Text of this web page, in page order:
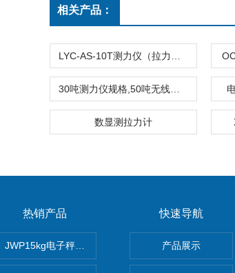
相关产品：
数显测拉力计
热销产品
JWP15kg电子秤价格,15公斤电子秤价钱,15KG电子称
快速导航
产品展示